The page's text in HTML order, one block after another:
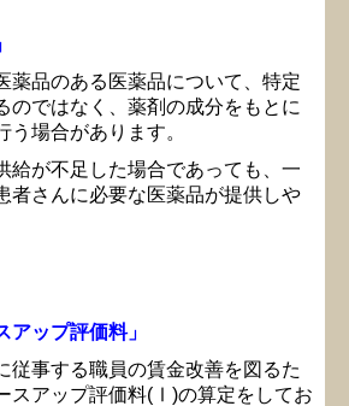
薬品のある医薬品について、特定
のではなく、薬剤の成分をもとに
う場合があります。
が不足した場合であっても、一
者さんに必要な医薬品が提供しや
アップ評価料」
従事する職員の賃金改善を図るた
スアップ評価料(Ⅰ)の算定をしてお